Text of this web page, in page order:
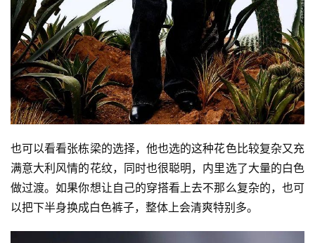
公
司
时
尚
科
技
也可以看看张栋梁的选择，他也选的这种花色比较复杂又充
满意大利风情的花纹，同时也很聪明，内里选了大量的白色
做过渡。如果你想让自己的穿搭看上去不那么复杂的，也可
以把下半身换成白色裤子，整体上会清爽特别多。